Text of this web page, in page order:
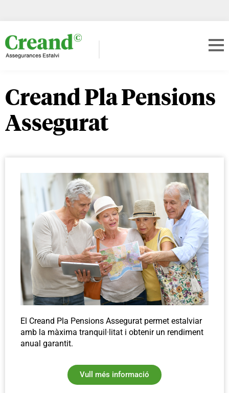
Creand Pla Pensions
Assegurat
El Creand Pla Pensions Assegurat permet estalviar
amb la màxima tranquil·litat i obtenir un rendiment
anual garantit.
Vull més informació